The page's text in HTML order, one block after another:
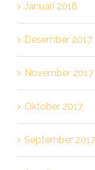
Januari 2018
Desember 2017
November 2017
Oktober 2017
September 2017